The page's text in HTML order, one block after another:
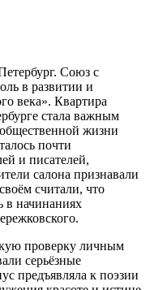
Союз с
в развитии и
века». Квартира
стала важным
жизни
почти
и писателей,
салона признавали
считали, что
в начинаниях
проверку личным
серьёзные
предъявляла к поэзии